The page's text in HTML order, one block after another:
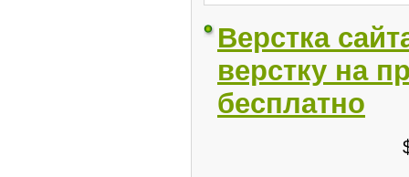
Верстка
верстку на
бесплатно